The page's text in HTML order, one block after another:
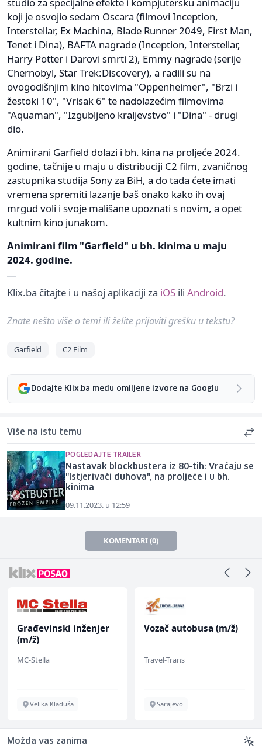
studio za specijalne efekte i kompjutersku animaciju
koji je osvojio sedam Oscara (filmovi Inception,
Interstellar, Ex Machina, Blade Runner 2049, First Man,
Tenet i Dina), BAFTA nagrade (Inception, Interstellar,
Harry Potter i Darovi smrti 2), Emmy nagrade (serije
Chernobyl, Star Trek:Discovery), a radili su na
ovogodišnjim kino hitovima "Oppenheimer", "Brzi i
žestoki 10", "Vrisak 6" te nadolazećim filmovima
"Aquaman", "Izgubljeno kraljevstvo" i "Dina" - drugi
dio.
Animirani Garfield dolazi i bh. kina na proljeće 2024.
godine, tačnije u maju u distribuciji C2 film, zvaničnog
zastupnika studija Sony za BiH, a do tada ćete imati
vremena spremiti lazanje baš onako kako ih ovaj
mrgud voli i svoje mališane upoznati s novim, a opet
kultnim kino junakom.
Animirani film "Garfield" u bh. kinima u maju
2024. godine.
Klix.ba čitajte i u našoj aplikaciji za iOS ili Android.
Znate nešto više o temi ili želite prijaviti grešku u tekstu?
Garfield C2 Film
Dodajte Klix.ba među omiljene izvore na Googlu
Više na istu temu
POGLEDAJTE TRAILER
Nastavak blockbustera iz 80-tih: Vraćaju se
"Istjerivači duhova", na proljeće i u bh.
kinima
09.11.2023. u 12:59
KOMENTARI (0)
Građevinski inženjer
(m/ž)
MC-Stella
Velika Kladuša
Vozač autobusa (m/ž)
Travel-Trans
Sarajevo
Možda vas zanima